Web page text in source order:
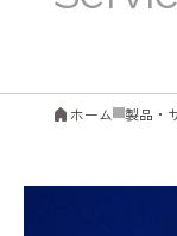
ホーム 製品・